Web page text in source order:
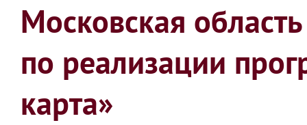
Московская
по реализации
карта»